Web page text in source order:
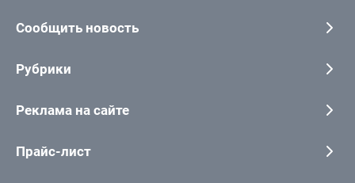
Сообщить новость
Рубрики
Реклама на сайте
Прайс-лист